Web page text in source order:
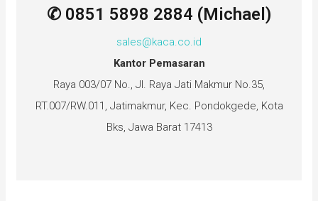
✆ 0851 5898 2884 (Michael)
sales@kaca.co.id
Kantor Pemasaran
Raya 003/07 No., Jl. Raya Jati Makmur No.35,
RT.007/RW.011, Jatimakmur, Kec. Pondokgede, Kota
Bks, Jawa Barat 17413